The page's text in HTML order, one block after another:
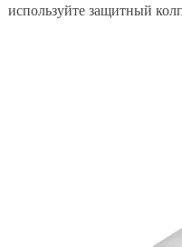
используйте защитный